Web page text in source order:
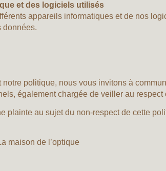
et des logiciels utilisés
appareils informatiques et de nos
données.
politique, nous vous invitons à
également chargée de veiller au
plainte au sujet du non-respect de cette
maison de l’optique